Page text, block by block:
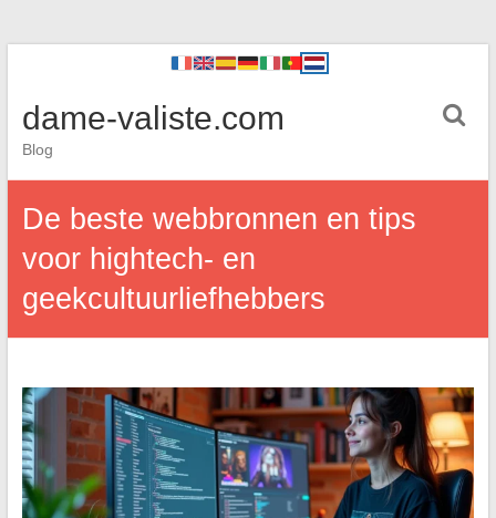
dame-valiste.com
Blog
De beste webbronnen en tips
voor hightech- en
geekcultuurliefhebbers